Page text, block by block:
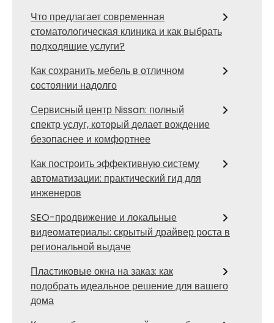
Что предлагает современная
стоматологическая клиника и как выбрать
подходящие услуги?
Как сохранить мебель в отличном
состоянии надолго
Сервисный центр Nissan: полный
спектр услуг, который делает вождение
безопаснее и комфортнее
Как построить эффективную систему
автоматизации: практический гид для
инженеров
SEO-продвижение и локальные
видеоматериалы: скрытый драйвер роста в
региональной выдаче
Пластиковые окна на заказ: как
подобрать идеальное решение для вашего
дома